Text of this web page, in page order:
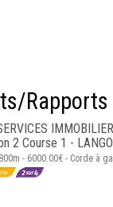
Rapports
IMMOBILIER
2 Course 1 -
- 6000.00€ - Corde à